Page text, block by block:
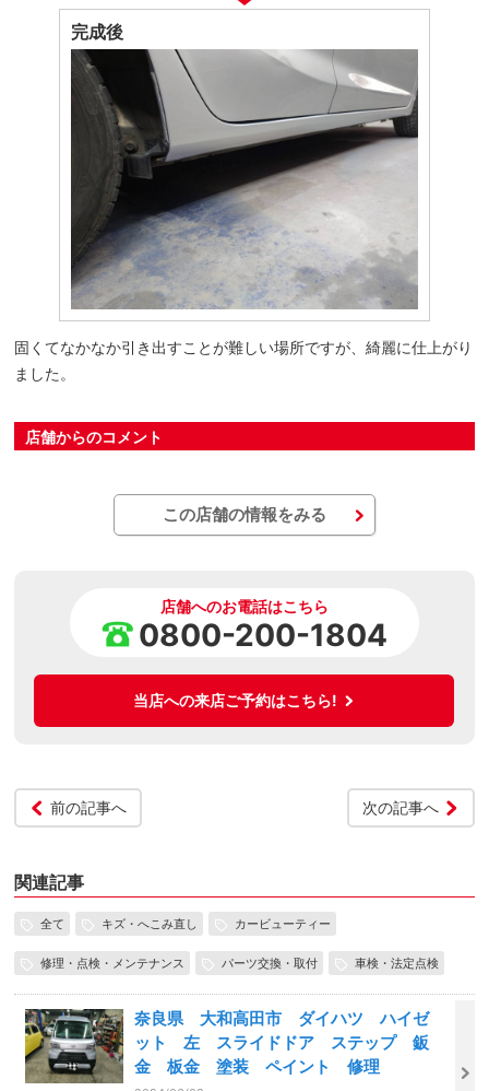
完成後
固くてなかなか引き出すことが難しい場所ですが、綺麗に仕上がり
ました。
店舗からのコメント
この店舗の情報をみる
店舗へのお電話はこちら
0800-200-1804
当店への来店ご予約はこちら!
前の記事へ 次の記事へ
関連記事
全て キズ・へこみ直し カービューティー
修理・点検・メンテナンス パーツ交換・取付 車検・法定点検
奈良県 大和高田市 ダイハツ ハイゼ
ット 左 スライドドア ステップ 鈑
金 板金 塗装 ペイント 修理